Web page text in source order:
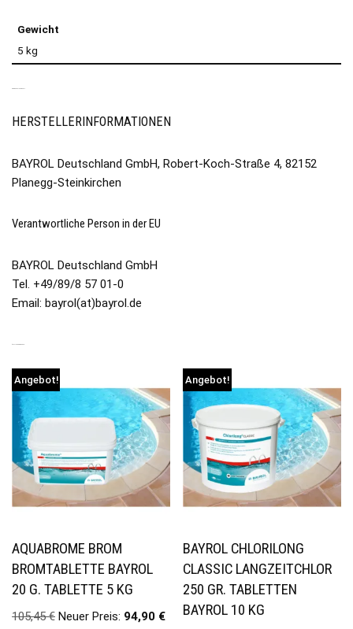
Gewicht
5 kg
HERSTELLERINFORMATIONEN
BAYROL Deutschland GmbH, Robert-Koch-Straße 4, 82152
Planegg-Steinkirchen
Verantwortliche Person in der EU
BAYROL Deutschland GmbH
Tel. +49/89/8 57 01-0
Email: bayrol(at)bayrol.de
Angebot!
AQUABROME BROM
BROMTABLETTE BAYROL
20 G. TABLETTE 5 KG
105,45€ Neuer Preis: 94,90 €
Angebot!
BAYROL CHLORILONG
CLASSIC LANGZEITCHLOR
250 GR. TABLETTEN
BAYROL 10 KG